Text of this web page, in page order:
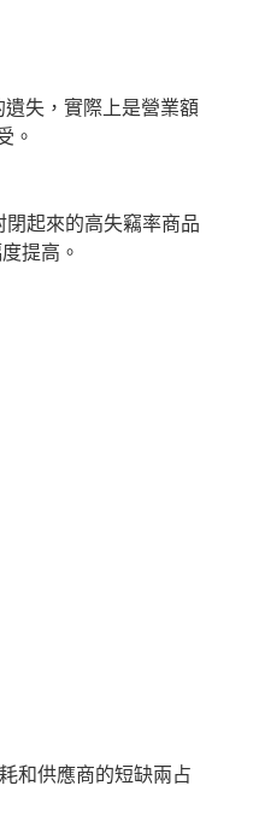
失，實際上是營業額
。
起來的高失竊率商品
提高。
和供應商的短缺兩占